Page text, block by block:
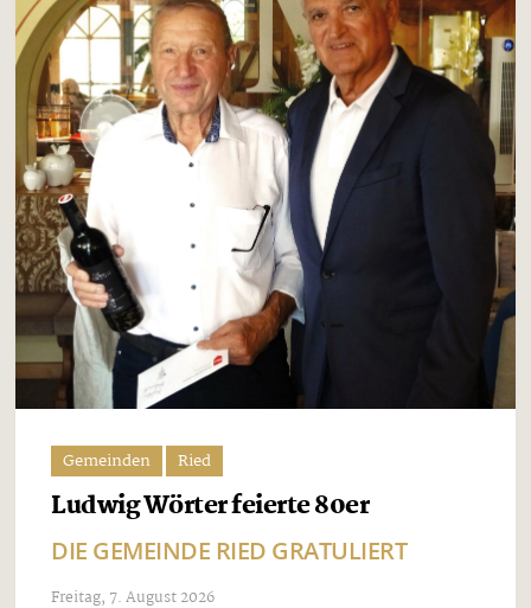
Gemeinden Ried
Ludwig Wörter feierte 80er
DIE GEMEINDE RIED GRATULIERT
Freitag, 7. August 2026